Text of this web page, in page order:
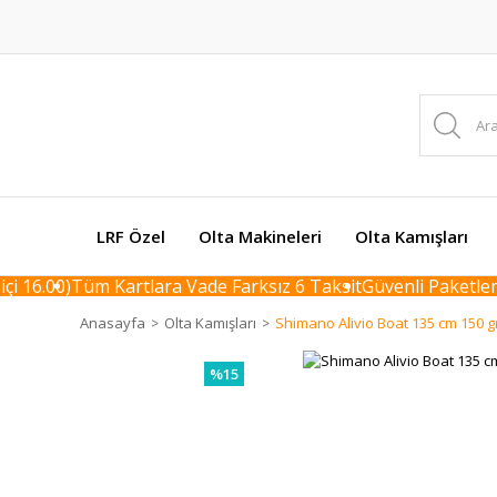
LRF Özel Olta Makineleri Olta Kamışları
Tüm Kartlara Vade Farksız 6 TaksitGüvenli
Anasayfa Olta Kamışları Shimano Alivio Boat 135 cm 150
%15